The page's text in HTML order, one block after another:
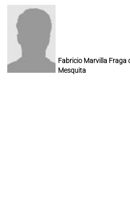
Fabricio Marvilla Fraga
Mesquita